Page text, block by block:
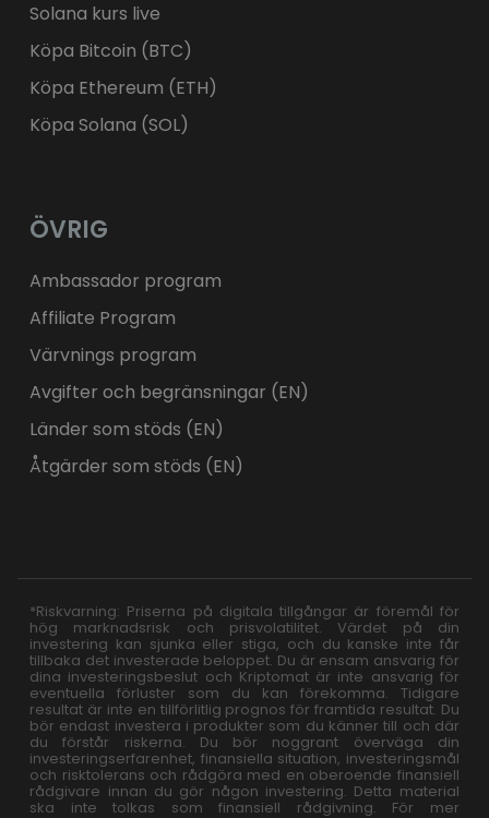
Solana kurs live
Köpa Bitcoin (BTC)
Köpa Ethereum (ETH)
Köpa Solana (SOL)
ÖVRIG
Ambassador program
Affiliate Program
Värvnings program
Avgifter och begränsningar (EN)
Länder som stöds (EN)
Åtgärder som stöds (EN)
*Riskvarning: Priserna på digitala tillgångar är föremål för
hög marknadsrisk och prisvolatilitet. Värdet på din
investering kan sjunka eller stiga, och du kanske inte får
tillbaka det investerade beloppet. Du är ensam ansvarig för
dina investeringsbeslut och Kriptomat är inte ansvarig för
eventuella förluster som du kan förekomma. Tidigare
resultat är inte en tillförlitlig prognos för framtida resultat. Du
bör endast investera i produkter som du känner till och där
du förstår riskerna. Du bör noggrant överväga din
investeringserfarenhet, finansiella situation, investeringsmål
och risktolerans och rådgöra med en oberoende finansiell
rådgivare innan du gör någon investering. Detta material
ska inte tolkas som finansiell rådgivning. För mer